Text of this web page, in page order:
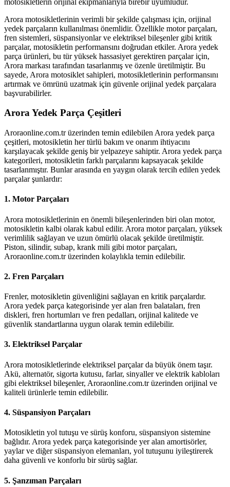
Arora motosikletlerinin verimli bir şekilde çalışması için, orijinal
yedek parçaların kullanılması önemlidir. Özellikle motor parçaları,
fren sistemleri, süspansiyonlar ve elektriksel bileşenler gibi kritik
parçalar, motosikletin performansını doğrudan etkiler. Arora yedek
parça ürünleri, bu tür yüksek hassasiyet gerektiren parçalar için,
Arora markası tarafından tasarlanmış ve özenle üretilmiştir. Bu
sayede, Arora motosiklet sahipleri, motosikletlerinin performansını
artırmak ve ömrünü uzatmak için güvenle orijinal yedek parçalara
başvurabilirler.
Arora Yedek Parça Çeşitleri
Aroraonline.com.tr üzerinden temin edilebilen Arora yedek parça
çeşitleri, motosikletin her türlü bakım ve onarım ihtiyacını
karşılayacak şekilde geniş bir yelpazeye sahiptir. Arora yedek parça
kategorileri, motosikletin farklı parçalarını kapsayacak şekilde
tasarlanmıştır. Bunlar arasında en yaygın olarak tercih edilen yedek
parçalar şunlardır:
1. Motor Parçaları
Arora motosikletlerinin en önemli bileşenlerinden biri olan motor,
motosikletin kalbi olarak kabul edilir. Arora motor parçaları, yüksek
verimlilik sağlayan ve uzun ömürlü olacak şekilde üretilmiştir.
Piston, silindir, subap, krank mili gibi motor parçaları,
Aroraonline.com.tr üzerinden kolaylıkla temin edilebilir.
2. Fren Parçaları
Frenler, motosikletin güvenliğini sağlayan en kritik parçalardır.
Arora yedek parça kategorisinde yer alan fren balataları, fren
diskleri, fren hortumları ve fren pedalları, orijinal kalitede ve
güvenlik standartlarına uygun olarak temin edilebilir.
3. Elektriksel Parçalar
Arora motosikletlerinde elektriksel parçalar da büyük önem taşır.
Akü, alternatör, sigorta kutusu, farlar, sinyaller ve elektrik kabloları
gibi elektriksel bileşenler, Aroraonline.com.tr üzerinden orijinal ve
kaliteli ürünlerle temin edilebilir.
4. Süspansiyon Parçaları
Motosikletin yol tutuşu ve sürüş konforu, süspansiyon sistemine
bağlıdır. Arora yedek parça kategorisinde yer alan amortisörler,
yaylar ve diğer süspansiyon elemanları, yol tutuşunu iyileştirerek
daha güvenli ve konforlu bir sürüş sağlar.
5. Şanzıman Parçaları